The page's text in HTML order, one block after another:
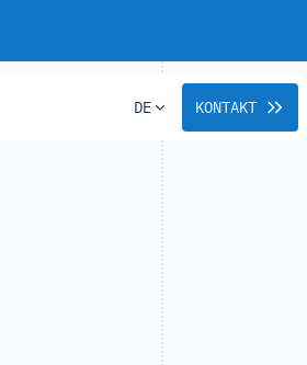
DE KONTAKT